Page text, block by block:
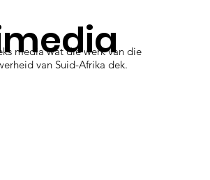
media wat die werk van die
van Suid-Afrika dek.